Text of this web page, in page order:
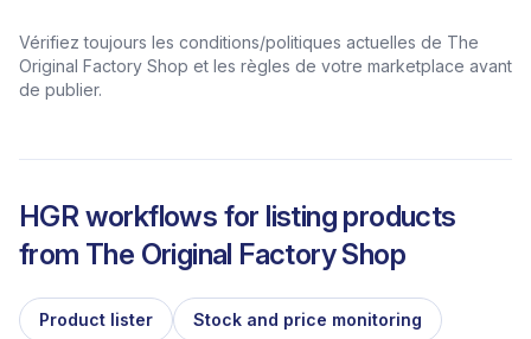
Vérifiez toujours les conditions/politiques actuelles de The
Original Factory Shop et les règles de votre marketplace avant
de publier.
HGR workflows for listing products
from The Original Factory Shop
Product lister Stock and price monitoring